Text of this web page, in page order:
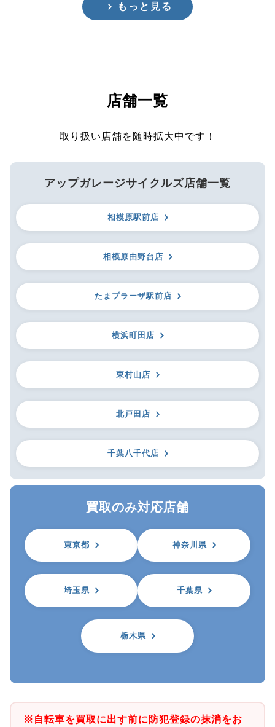
もっと見る
店舗一覧
取り扱い店舗を随時拡大中です！
アップガレージサイクルズ店舗一覧
相模原駅前店
相模原由野台店
たまプラーザ駅前店
横浜町田店
東村山店
北戸田店
千葉八千代店
買取のみ対応店舗
東京都 神奈川県
埼玉県 千葉県
栃木県
※自転車を買取に出す前に防犯登録の抹消をお